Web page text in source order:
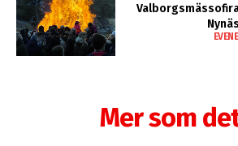
Mer som